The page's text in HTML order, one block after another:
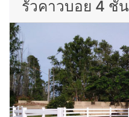
รั้วคาวบอย 4 ชั้